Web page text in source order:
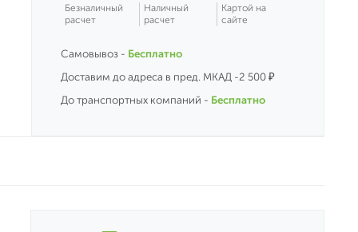
Безналичный
расчет
Наличный
расчет
Картой на
сайте
Самовывоз - Бесплатно
Доставим до адреса в пред. МКАД -2 500 ₽
До транспортных компаний - Бесплатно